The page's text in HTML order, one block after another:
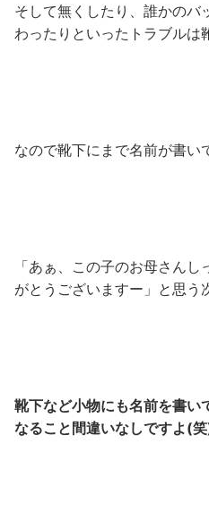
そして無くしたり、誰かのバ
わったりといったトラブルは
なので靴下にまで名前が書い
「あぁ、この子のお母さん
がとうございますー」と思う
靴下など小物にも名前を書い
なること間違いなしですよ(